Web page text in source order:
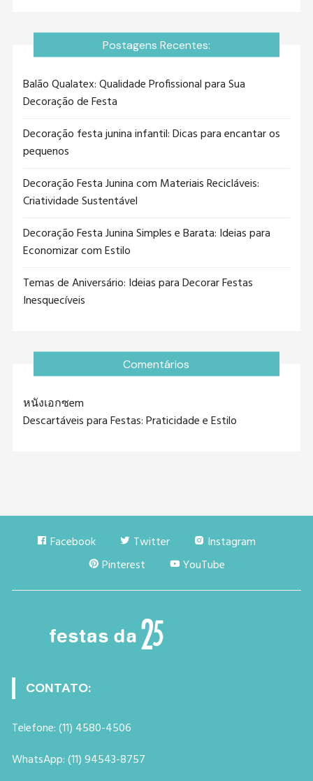
Postagens Recentes:
Balão Qualatex: Qualidade Profissional para Sua
Decoração de Festa
Decoração festa junina infantil: Dicas para encantar os
pequenos
Decoração Festa Junina com Materiais Recicláveis:
Criatividade Sustentável
Decoração Festa Junina Simples e Barata: Ideias para
Economizar com Estilo
Temas de Aniversário: Ideias para Decorar Festas
Inesquecíveis
Comentários
หนังเอกซem
Descartáveis para Festas: Praticidade e Estilo
Facebook Twitter
Instagram
Pinterest
YouTube
CONTATO:
Telefone: (11) 4580-4506
WhatsApp: (11) 94543-8757